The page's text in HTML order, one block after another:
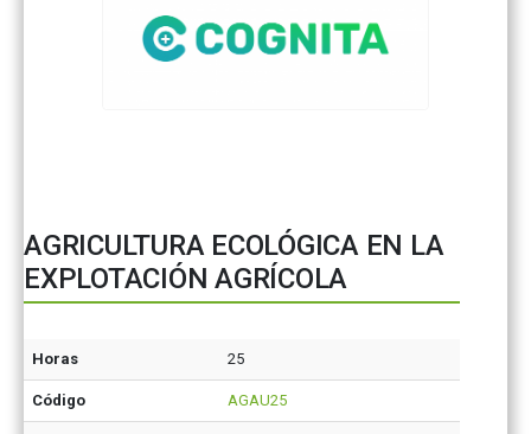
AGRICULTURA ECOLÓGICA EN LA
EXPLOTACIÓN AGRÍCOLA
Horas 25
Código AGAU25